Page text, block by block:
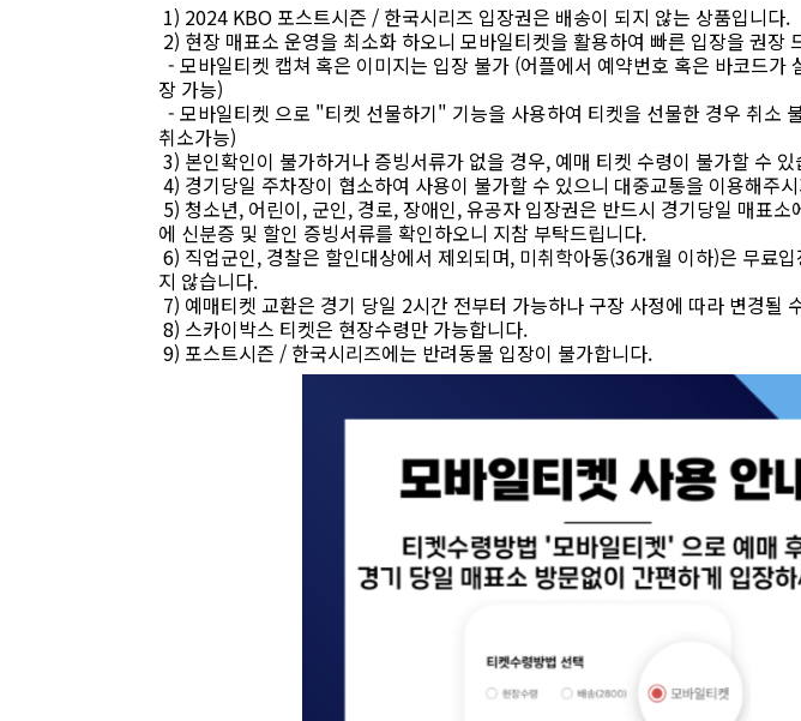
1) 2024 KBO 포스트시즌 / 한국시리즈 입장권은 배송이 되지 않는 상품입니다.
2) 현장 매표소 운영을 최소화 하오니 모바일티켓을 활용하여 빠른 입장을 권장
- 모바일티켓 캡쳐 혹은 이미지는 입장 불가 (어플에서 예약번호 혹은 바코드가
장 가능)
- 모바일티켓 으로 "티켓 선물하기" 기능을 사용하여 티켓을 선물한 경우 취소
취소가능)
3) 본인확인이 불가하거나 증빙서류가 없을 경우, 예매 티켓 수령이 불가할 수 있
4) 경기당일 주차장이 협소하여 사용이 불가할 수 있으니 대중교통을 이용해주
5) 청소년, 어린이, 군인, 경로, 장애인, 유공자 입장권은 반드시 경기당일 매표소
에 신분증 및 할인 증빙서류를 확인하오니 지참 부탁드립니다.
6) 직업군인, 경찰은 할인대상에서 제외되며, 미취학아동(36개월 이하)은 무료
지 않습니다.
7) 예매티켓 교환은 경기 당일 2시간 전부터 가능하나 구장 사정에 따라 변경될
8) 스카이박스 티켓은 현장수령만 가능합니다.
9) 포스트시즌 / 한국시리즈에는 반려동물 입장이 불가합니다.